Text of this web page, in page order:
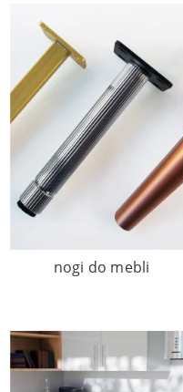
nogi do mebli